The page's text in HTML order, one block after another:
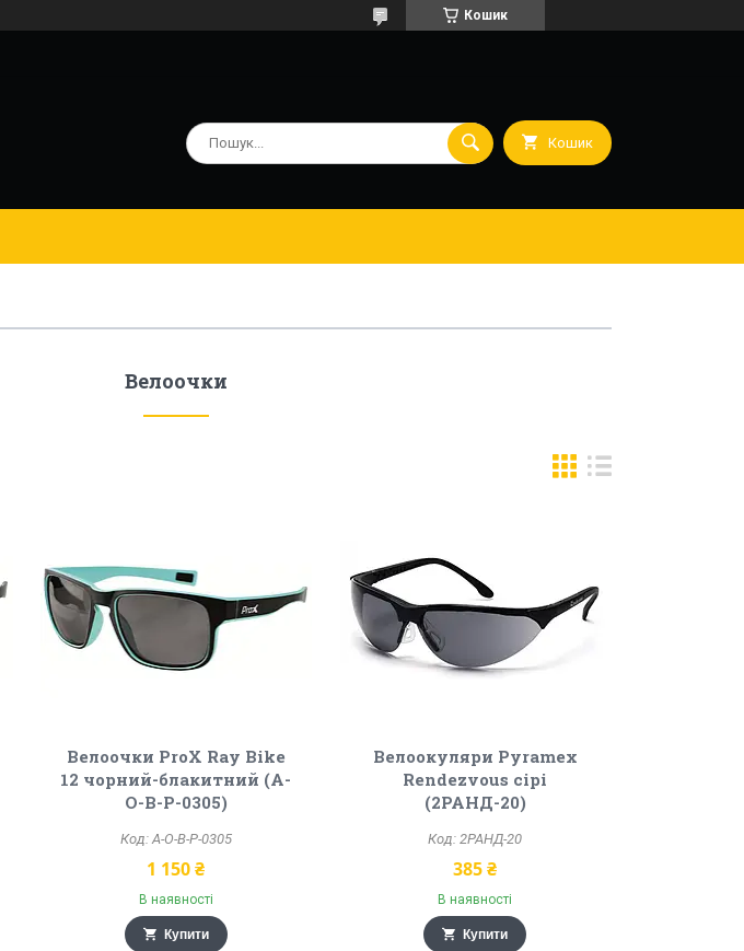
Кошик
Кошик
Велоочки
Велоочки ProX Ray Bike
12 чорний-блакитний (A-
O-B-P-0305)
A-O-B-P-0305
1 150 ₴
В наявності
Купити
Велоокуляри Pyramex
Rendezvous сірі
(2РАНД-20)
2РАНД-20
385 ₴
В наявності
Купити